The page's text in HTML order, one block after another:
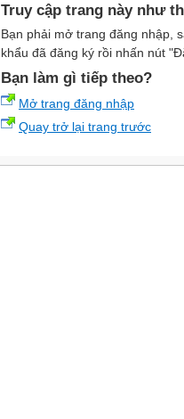
Truy cập trang này như
Bạn phải mở trang đăng nhập,
khẩu đã đăng ký rồi nhấn nút
Bạn làm gì tiếp theo?
Mở trang đăng nhập
Quay trở lại trang trước